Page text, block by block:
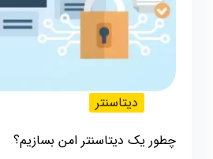
دیتاسنتر
چطور یک دیتاسنتر امن بسازیم؟